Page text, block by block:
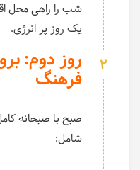
شب را راهی محل
یک روز پر انرژی.
2 روز دوم:
فرهنگ
صبح با صبحانه
شامل: